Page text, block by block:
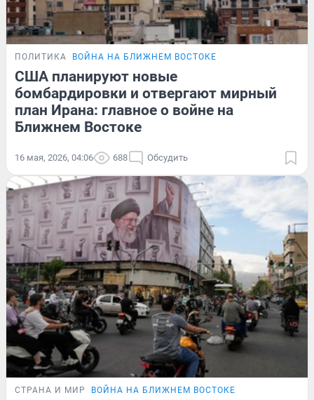
ПОЛИТИКА ВОЙНА НА БЛИЖНЕМ ВОСТОКЕ
США планируют новые
бомбардировки и отвергают мирный
план Ирана: главное о войне на
Ближнем Востоке
16 мая, 2026, 04:06 688 Обсудить
СТРАНА И МИР ВОЙНА НА БЛИЖНЕМ ВОСТОКЕ